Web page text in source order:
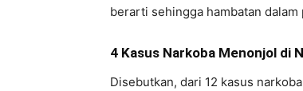
berarti sehingga hambatan dalam
4 Kasus Narkoba Menonjol di
Disebutkan, dari 12 kasus